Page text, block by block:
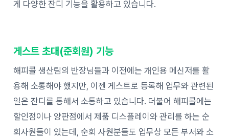
게 다양한 잔디 기능을 활용하고 있습니다.
게스트 초대(준회원) 기능
해피콜 생산팀의 반장님들과 이전에는 개인용 메신저를 활
용해 소통해야 했지만, 이젠 게스트로 등록해 업무와 관련된
일은 잔디를 통해서 소통하고 있습니다. 더불어 해피콜에는
할인점이나 양판점에서 제품 디스플레이와 관리를 하는 순
회사원들이 있는데, 순회 사원분들도 업무상 모든 부서와 소